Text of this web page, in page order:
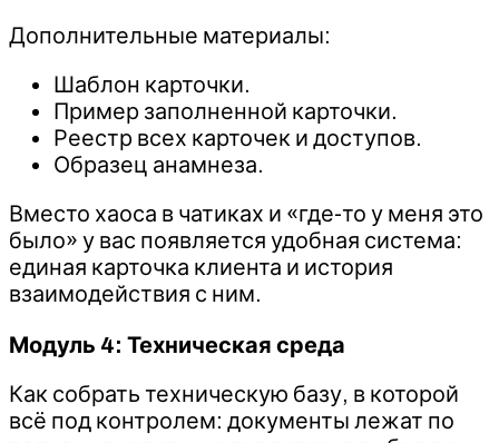
Дополнительные материалы:
Шаблон карточки.
Пример заполненной карточки.
Реестр всех карточек и доступов.
Образец анамнеза.
Вместо хаоса в чатиках и «где-то у меня это
было» у вас появляется удобная система:
единая карточка клиента и история
взаимодействия с ним.
Модуль 4: Техническая среда
Как собрать техническую базу, в которой
всё под контролем: документы лежат по